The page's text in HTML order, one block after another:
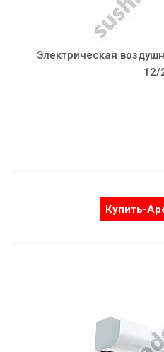
Электрическая
12/
Объем воздуха:
Вес:
Купить-
Электрическая
Мощность: